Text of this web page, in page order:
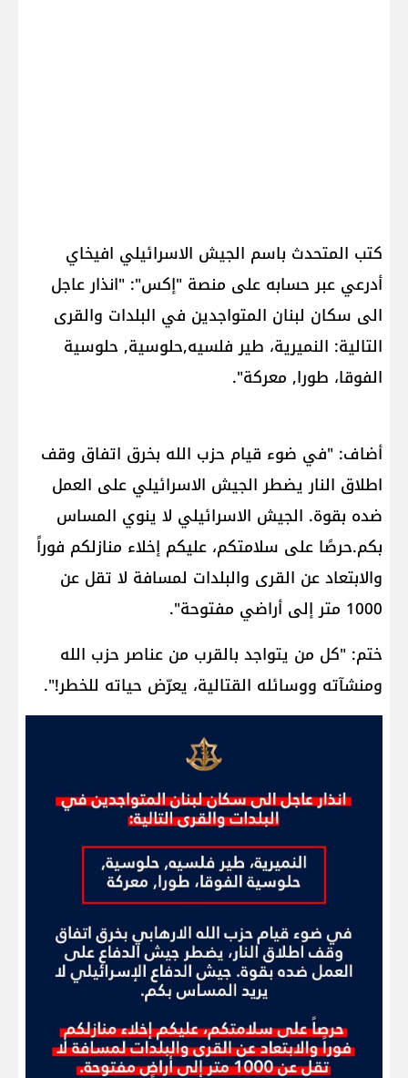
كتب المتحدث باسم الجيش الاسرائيلي افيخاي
أدرعي عبر حسابه على منصة "إكس": "انذار عاجل
الى سكان لبنان المتواجدين في البلدات والقرى
التالية: النميرية، طير فلسيه,حلوسية, حلوسية
الفوقا، طورا, معركة".
أضاف: "في ضوء قيام حزب الله بخرق اتفاق وقف
اطلاق النار يضطر الجيش الاسرائيلي على العمل
ضده بقوة. الجيش الاسرائيلي لا ينوي المساس
بكم.حرصًا على سلامتكم، عليكم إخلاء منازلكم فوراً
والابتعاد عن القرى والبلدات لمسافة لا تقل عن
1000 متر إلى أراضي مفتوحة".
ختم: "كل من يتواجد بالقرب من عناصر حزب الله
ومنشآته ووسائله القتالية، يعرّض حياته للخطر!".